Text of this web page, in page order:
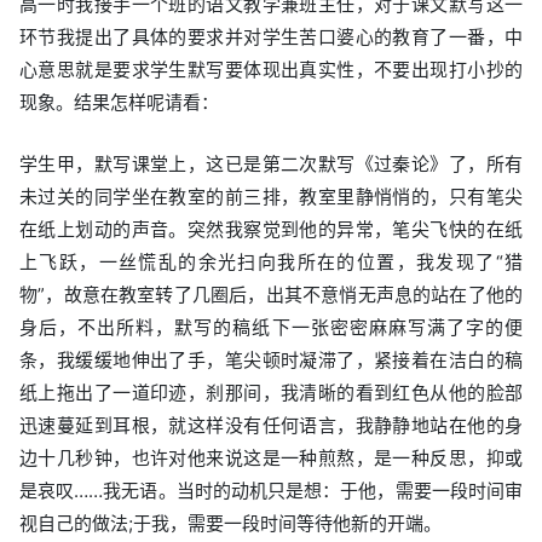
环节我提出了具体的要求并对学生苦口婆心的教育了一番，中
心意思就是要求学生默写要体现出真实性，不要出现打小抄的
现象。结果怎样呢请看：
学生甲，默写课堂上，这已是第二次默写《过秦论》了，所有
未过关的同学坐在教室的前三排，教室里静悄悄的，只有笔尖
在纸上划动的声音。突然我察觉到他的异常，笔尖飞快的在纸
上飞跃，一丝慌乱的余光扫向我所在的位置，我发现了“猎
物”，故意在教室转了几圈后，出其不意悄无声息的站在了他的
身后，不出所料，默写的稿纸下一张密密麻麻写满了字的便
条，我缓缓地伸出了手，笔尖顿时凝滞了，紧接着在洁白的稿
纸上拖出了一道印迹，刹那间，我清晰的看到红色从他的脸部
迅速蔓延到耳根，就这样没有任何语言，我静静地站在他的身
边十几秒钟，也许对他来说这是一种煎熬，是一种反思，抑或
是哀叹……我无语。当时的动机只是想：于他，需要一段时间审
视自己的做法;于我，需要一段时间等待他新的开端。